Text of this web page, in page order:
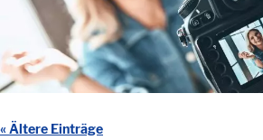
« Ältere Einträge